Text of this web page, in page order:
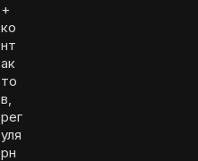
+
ко
нт
ак
то
в,
рег
уля
рн